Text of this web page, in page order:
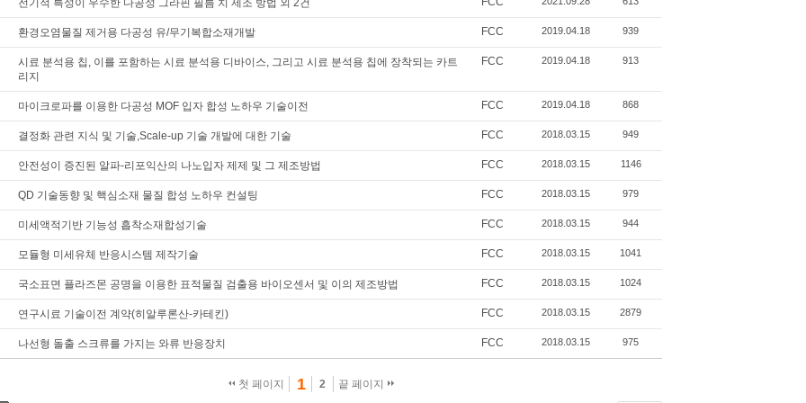
전기적 특성이 우수한 다공성 그라핀 필름 치 제조 방법 외 2건
환경오염물질 제거용 다공성 유/무기복합소재개발 FCC 2019.04.18 939
시료 분석용 칩, 이를 포함하는 시료 분석용 디바이스, 그리고 시료 분석용 칩에 장착되는 카트
리지
FCC 2019.04.18 913
마이크로파를 이용한 다공성 MOF 입자 합성 노하우 기술이전 FCC 2019.04.18 868
결정화 관련 지식 및 기술,Scale-up 기술 개발에 대한 기술 FCC 2018.03.15 949
안전성이 증진된 알파-리포익산의 나노입자 제제 및 그 제조방법 FCC 2018.03.15 1146
QD 기술동향 및 핵심소재 물질 합성 노하우 컨설팅 FCC 2018.03.15 979
미세액적기반 기능성 흡착소재합성기술 FCC 2018.03.15 944
모듈형 미세유체 반응시스템 제작기술 FCC 2018.03.15 1041
국소표면 플라즈몬 공명을 이용한 표적물질 검출용 바이오센서 및 이의 제조방법 FCC 2018.03.15 1024
연구시료 기술이전 계약(히알루론산-카테킨) FCC 2018.03.15 2879
나선형 돌출 스크류를 가지는 와류 반응장치 FCC 2018.03.15 975
첫 페이지 1 2 끝 페이지